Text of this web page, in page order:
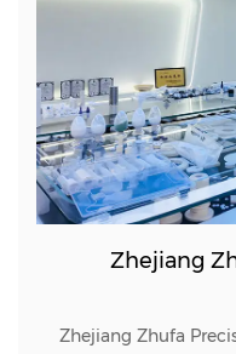
Zhejiang
Zhejiang Zhufa